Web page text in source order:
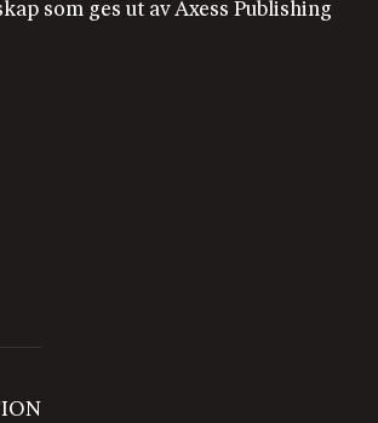
som ges ut av Axess Publishing